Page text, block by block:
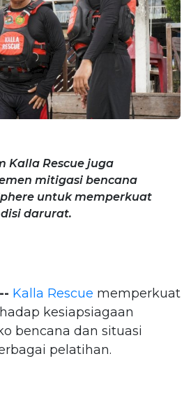
Kalla Rescue juga
mitigasi bencana
untuk memperkuat
darurat.
Kalla Rescue memperkuat
kesiapsiagaan
bencana dan situasi
pelatihan.